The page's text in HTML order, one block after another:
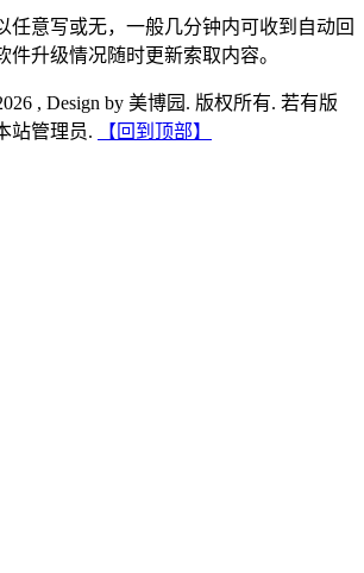
任意写或无，一般几分钟内可收到自动回
件升级情况随时更新索取内容。
, Design by 美博园. 版权所有. 若有版
站管理员.
【回到顶部】